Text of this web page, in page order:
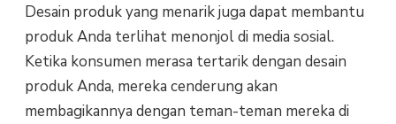
Desain produk yang menarik juga dapat membantu
produk Anda terlihat menonjol di media sosial.
Ketika konsumen merasa tertarik dengan desain
produk Anda, mereka cenderung akan
membagikannya dengan teman-teman mereka di